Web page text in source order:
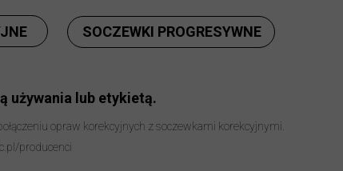
SOCZEWKI PROGRESYWNE
używania lub etykietą.
opraw korekcyjnych z soczewkami korekcyjnymi.
producenci